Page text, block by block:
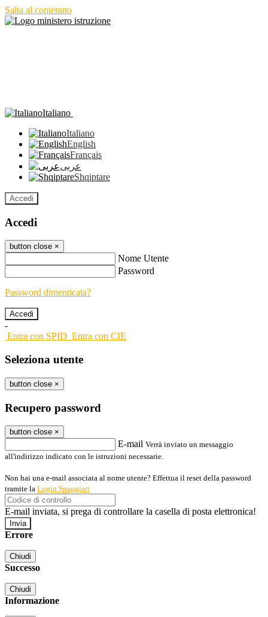
Salta al contenuto
Italiano
Italiano
English
Français
عربى
Shqiptare
Accedi
Accedi
button close ×
Nome Utente
Password
Password dimenticata?
-
Entra con SPID Entra con CIE
Seleziona utente
button close ×
Recupero password
button close ×
E-mail Verrà inviato un messaggio
all'indirizzo indicato con le istruzioni necessarie.
Non hai una e-mail associata al nome utente? Effettua il reset della password
tramite la Login Spaggiari
E-mail inviata, si prega di controllare la casella di posta elettronica!
Errore
Chiudi
Successo
Chiudi
Informazione